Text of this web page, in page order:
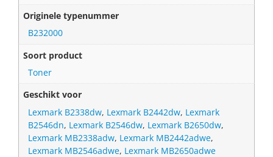
Originele typenummer
B232000
Soort product
Toner
Geschikt voor
Lexmark B2338dw, Lexmark B2442dw, Lexmark
B2546dn, Lexmark B2546dw, Lexmark B2650dw,
Lexmark MB2338adw, Lexmark MB2442adwe,
Lexmark MB2546adwe, Lexmark MB2650adwe